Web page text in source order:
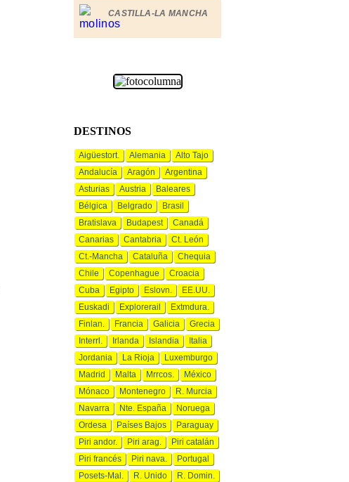
CASTILLA-LA MANCHA
DESTINOS
Aigüestort. Alemania
Alto Tajo
Andalucía
Aragón
Argentina
Asturias
Austria
Baleares
Bélgica
Belgrado
Brasil
Bratislava
Budapest
Canadá
Canarias
Cantabria
Ct. León
Ct.-Mancha
Cataluña
Chequia
Chile
Copenhague
Croacia
Cuba
Egipto Eslovn.
EE.UU.
Euskadi
Explorerail
Extmdura.
Finlan.
Francia Galicia
Grecia
Interrl.
Irlanda Islandia
Italia
Jordania
La Rioja
Luxemburgo
Madrid
Malta Mrrcos.
México
Mónaco
Montenegro
R. Murcia
Navarra
Nte. España
Noruega
Ordesa
Países Bajos
Paraguay
Piri andor.
Piri arag.
Piri catalán
Piri francés
Piri nava.
Portugal
Posets-Mal.
R. Unido
R. Domin.